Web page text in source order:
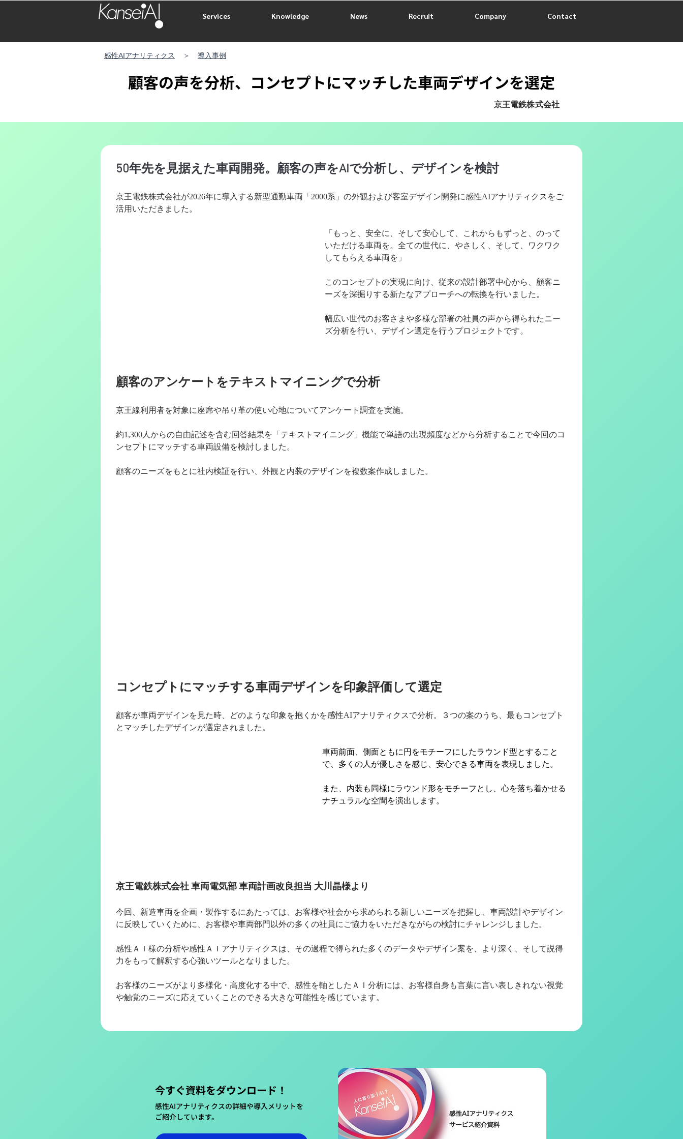
感性AI​アナリティクス ＞ 導入事例
顧客の声を分析、コンセプトにマッチした車両デザインを選定
京王電鉄株式会社
50年先を見据えた車両開発。顧客の声をAIで分析し、デザインを検討
京王電鉄株式会社が2026年に導入する新型通勤車両「2000系」の外観および客室デザイン開発に感性AIアナリティクスをご
活用いただきました。
「もっと、安全に、そして安心して、これからもずっと、のって
いただける車両を。全ての世代に、やさしく、そして、ワクワク
してもらえる車両を」
このコンセプトの実現に向け、従来の設計部署中心から、 顧客ニ
ーズを深掘りする新たなアプローチへの転換を行いました。
幅広い世代のお客さまや多様な部署の社員の声から得られたニー
ズ分析を行い、デザイン選定を行うプロジェクトです。
顧客のアンケートをテキストマイニングで分析
京王線利用者を対象に座席や吊り革の使い心地についてアンケート調査を実施。
約1,300人からの自由記述を含む回答結果を「テキストマイニング」機能で単語の出現頻度などから分析することで今回のコ
ンセプトにマッチする車両設備を検討しました。
顧客のニーズをもとに社内検証を行い、外観と内装のデザインを複数案作成しました。
コンセプトにマッチする車両デザインを印象評価して選定
顧客が車両デザインを見た時、どのような印象を抱くかを感性AIアナリティクスで分析。３つの案のうち、最もコンセプト
とマッチしたデザインが選定されました。
車両前面、側面ともに円をモチーフにしたラウンド型とすること
で、多くの人が優しさを感じ、安心できる車両を表現しました。
また、内装も同様にラウンド形をモチーフとし、心を落ち着かせる
ナチュラルな空間を演出します。
京王電鉄株式会社 車両電気部 車両計画改良担当 大川晶様より
今回、新造車両を企画・製作するにあたっては、お客様や社会から求められる新しいニーズを把握し、車両設計やデザイン
に反映していくために、お客様や車両部門以外の多くの社員にご協力をいただきながらの検討にチャレンジしました。
感性ＡＩ様の分析や感性ＡＩアナリティクスは、その過程で得られた多くのデータやデザイン案を、より深く、そして説得
力をもって解釈する心強いツールとなりました。
お客様のニーズがより多様化・高度化する中で、感性を軸としたＡＩ分析には、お客様自身も言葉に言い表しきれない視覚
や触覚のニーズに応えていくことのできる大きな可能性を感じています。
今すぐ資料をダウンロード！
​感性AIアナリティクスの詳細や導入メリットを
ご紹介しています。
Services Knowledge News Recruit Company Contact